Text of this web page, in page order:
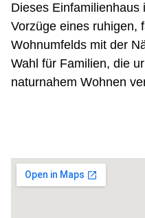
Dieses Einfamilienhaus
Vorzüge eines ruhigen,
Wohnumfelds mit der
Wahl für Familien, die
naturnahem Wohnen